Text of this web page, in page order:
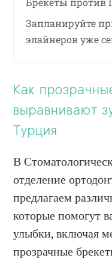
Запланируйте
элайнеров уже
Как
выравнивают
Турция
В
отделение
предлагаем
которые помогут
улыбки, включая
прозрачные